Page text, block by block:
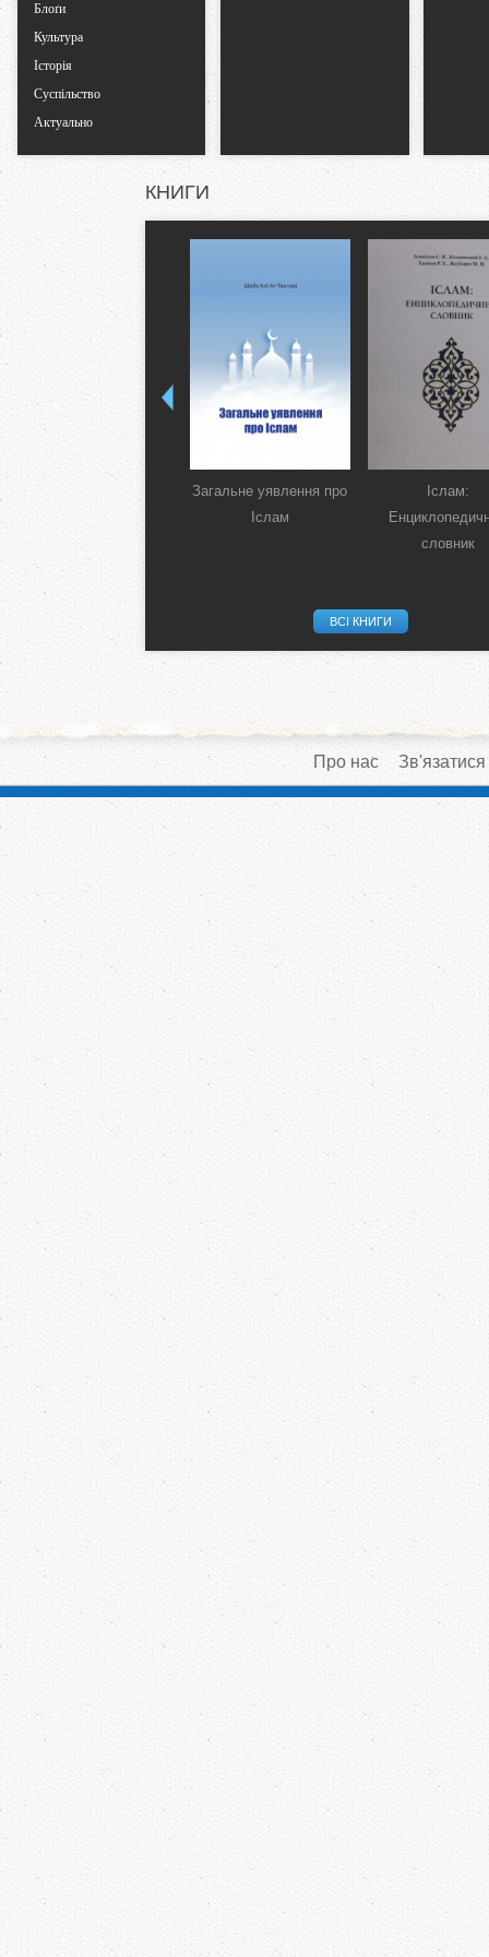
Блоґи
Культура
Історія
Суспільство
Актуально
КНИГИ
Загальне уявлення про
Іслам
Іслам:
словник
ВСІ КНИГИ
Про нас